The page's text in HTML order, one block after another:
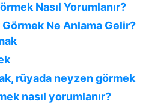
Nasıl Yorumlanır?
Görmek Ne Anlama Gelir?
rüyada neyzen görmek
nasıl yorumlanır?